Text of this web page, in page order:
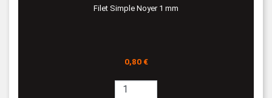
Filet Simple Noyer 1 mm
Prix
0,80 €